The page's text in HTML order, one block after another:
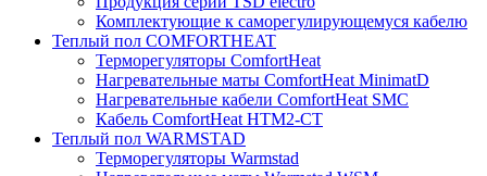
Комплектующие к саморегулирующемуся кабелю
Теплый пол COMFORTHEAT
Терморегуляторы ComfortHeat
Нагревательные маты ComfortHeat MinimatD
Нагревательные кабели ComfortHeat SMC
Кабель ComfortHeat HTM2-CT
Теплый пол WARMSTAD
Терморегуляторы Warmstad